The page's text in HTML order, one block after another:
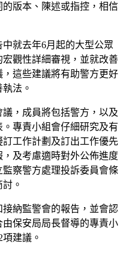
版本、陳述或指控，相信
就去年6月起的大型公眾
觀性詳細審視，並就改善
這些建議將有助警方更好
法。
，成員將包括警方，以及
專責小組會仔細研究及有
工作計劃及訂出工作優先
及考慮適時對外公佈進度
察警方處理投訴委員會條
。
納監警會的報告，並會認
保安局局長督導的專責小
建議。